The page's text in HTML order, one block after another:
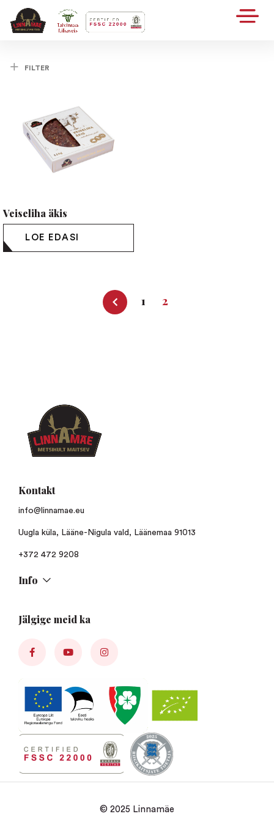
FILTER
Veiseliha äkis
1 2
Kontakt
info@linnamae.eu
Uugla küla, Lääne-Nigula vald, Läänemaa 91013
+372 472 9208
Info
Jälgige meid ka
© 2025 Linnamäe